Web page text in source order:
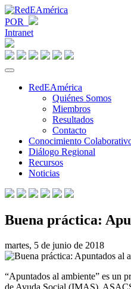
POR
Intranet
RedEAmérica
Quiénes Somos
Miembros
Resultados
Contacto
Conocimiento
Diálogo Regional
Recursos
Noticias
Buena práctica:
martes, 5 de junio de 2018
“Apuntados al ambiente” es un
de Ayuda Social (IMAS),